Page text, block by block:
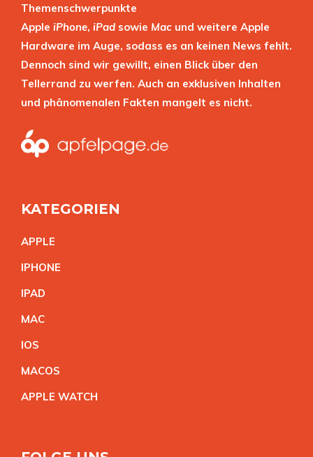
Themenschwerpunkte
Apple iPhone, iPad sowie Mac und weitere Apple
Hardware im Auge, sodass es an keinen News fehlt.
Dennoch sind wir gewillt, einen Blick über den
Tellerrand zu werfen. Auch an exklusiven Inhalten
und phänomenalen Fakten mangelt es nicht.
KATEGORIEN
APPLE
IPHONE
IPAD
MAC
IOS
MACOS
APPLE WATCH